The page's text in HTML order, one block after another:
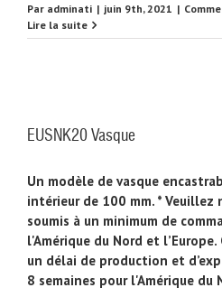
Par adminati | juin 9th, 2021 |
Lire la suite
EUSNK20 Vasque
Un modèle de vasque
intérieur de 100 mm. *
soumis à un minimum de
l'Amérique du Nord et
un délai de production et
8 semaines pour l'Amérique du